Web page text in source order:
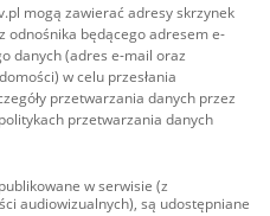
mogą zawierać adresy skrzynek
odnośnika będącego adresem e-
danych (adres e-mail oraz
w celu przesłania
przetwarzania danych przez
przetwarzania danych
w serwisie (z
audiowizualnych), są udostępniane